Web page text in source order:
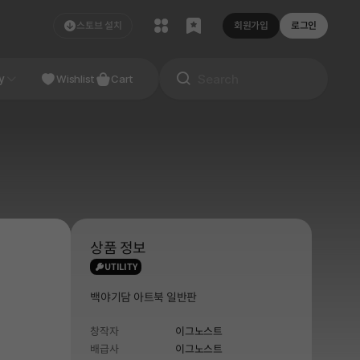
스토브 설치 회원가입 로그인
Studio
Wishlist Cart
상품 정보
UTILITY
백야기담 아트북 일반판
창작자
이그노스트
배급사
이그노스트